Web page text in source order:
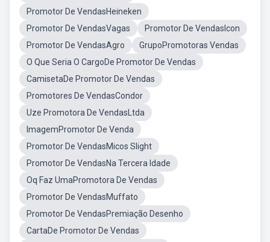
Promotor De VendasHeineken
Promotor De VendasVagas
Promotor De VendasIcon
Promotor De VendasAgro
GrupoPromotoras Vendas
O Que Seria O CargoDe Promotor De Vendas
CamisetaDe Promotor De Vendas
Promotores De VendasCondor
Uze Promotora De VendasLtda
ImagemPromotor De Venda
Promotor De VendasMicos Slight
Promotor De VendasNa Tercera Idade
Oq Faz UmaPromotora De Vendas
Promotor De VendasMuffato
Promotor De VendasPremiação Desenho
CartaDe Promotor De Vendas